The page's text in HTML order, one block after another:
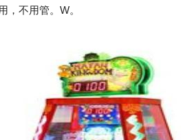
，不用管。W。